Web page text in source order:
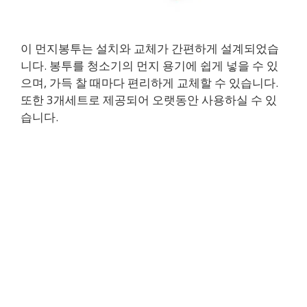
이 먼지봉투는 설치와 교체가 간편하게 설계되었습
니다. 봉투를 청소기의 먼지 용기에 쉽게 넣을 수 있
으며, 가득 찰 때마다 편리하게 교체할 수 있습니다.
또한 3개세트로 제공되어 오랫동안 사용하실 수 있
습니다.